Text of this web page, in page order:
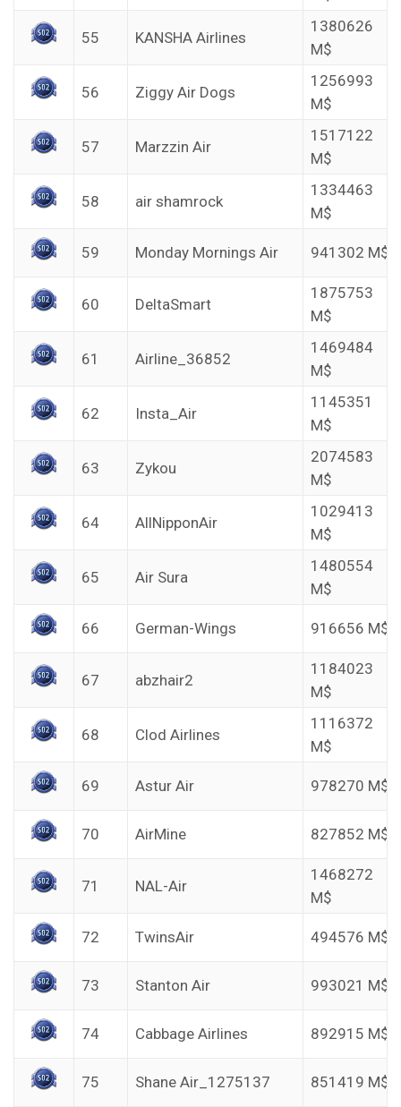
55 KANSHA Airlines
1380626
M$
56 Ziggy Air Dogs
1256993
M$
57 Marzzin Air
1517122
M$
58 air shamrock
1334463
M$
59 Monday Mornings Air 941302 M$
60 DeltaSmart
1875753
M$
61 Airline_36852
1469484
M$
62 Insta_Air
1145351
M$
63 Zykou
2074583
M$
64 AllNipponAir
1029413
M$
65 Air Sura
1480554
M$
66 German-Wings 916656 M$
67 abzhair2
1184023
M$
68 Clod Airlines
1116372
M$
69 Astur Air 978270 M$
70 AirMine 827852 M$
71 NAL-Air
1468272
M$
72 TwinsAir 494576 M$
73 Stanton Air 993021 M$
74 Cabbage Airlines 892915 M$
75 Shane Air_1275137 851419 M$